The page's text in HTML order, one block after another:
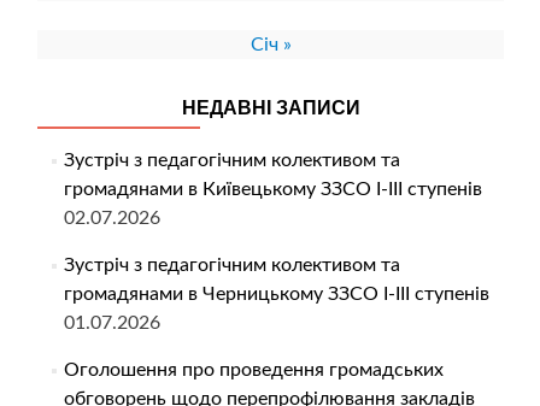
Січ »
НЕДАВНІ ЗАПИСИ
Зустріч з педагогічним колективом та
громадянами в Київецькому ЗЗСО І-ІІІ ступенів
02.07.2026
Зустріч з педагогічним колективом та
громадянами в Черницькому ЗЗСО І-ІІІ ступенів
01.07.2026
Оголошення про проведення громадських
обговорень щодо перепрофілювання закладів